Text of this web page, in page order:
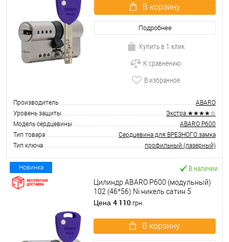
В корзину
Подробнее
Купить в 1 клик
К сравнению
В избранное
Производитель
ABARO
Уровень защиты
Экстра ★★★★☆
Модель сердцевины
ABARO P600
Тип товара
Сердцевина для ВРЕЗНОГО замка
Тип ключа
профильный (лазерный)
Новинка В наличии
Цилиндр ABARO P600 (модульный)
102 (46*56) Ni никель сатин 5
ключей
Цена 4 110 грн.
В корзину